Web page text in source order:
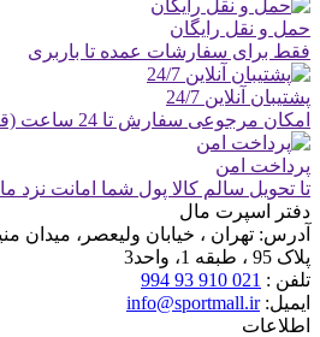
حمل و نقل رایگان
فقط برای سفارشات عمده تا باربری
پشتیبان آنلاین 24/7
امکان مرجوعی سفارش تا 24 ساعت (قبل از ارسال)
پرداخت امن
تا تحویل سالم کالا پول شما امانت نزد
دفتر اسپرت مال
آدرس: تهران ، خیابان ولیعصر، میدان
پلاک 95 ، طبقه 1، واحد3
تلفن : 021 910 93 994
ایمیل:info@sportmall.ir
اطلاعات